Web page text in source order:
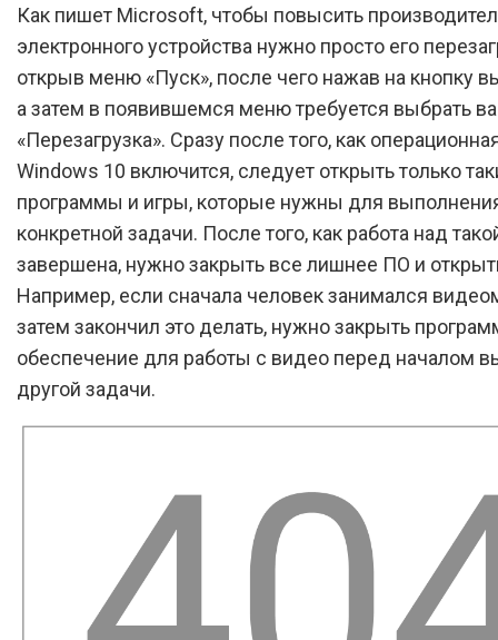
Как пишет Microsoft, чтобы повысить
электронного устройства нужно просто его
открыв меню «Пуск», после чего нажав на кнопку
а затем в появившемся меню требуется выбрать
«Перезагрузка». Сразу после того, как
Windows 10 включится, следует открыть только
программы и игры, которые нужны для
конкретной задачи. После того, как работа над
завершена, нужно закрыть все лишнее ПО и
Например, если сначала человек занимался
затем закончил это делать, нужно закрыть
обеспечение для работы с видео перед началом
другой задачи.